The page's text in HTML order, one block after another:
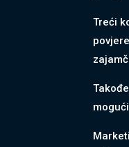
Treći